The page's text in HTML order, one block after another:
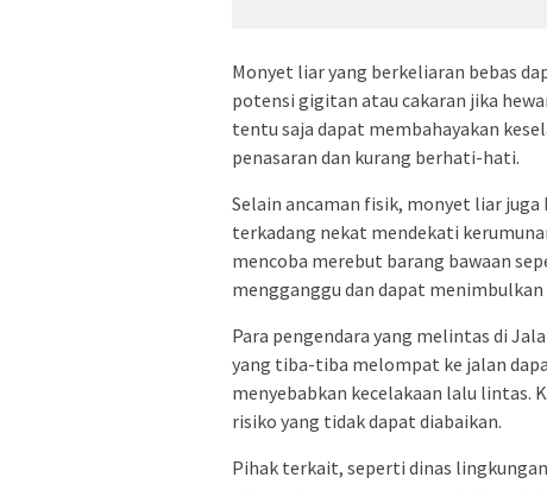
Monyet liar yang berkeliaran bebas
potensi gigitan atau cakaran jika
tentu saja dapat membahayakan
penasaran dan kurang berhati-hati.
Selain ancaman fisik, monyet liar juga
terkadang nekat mendekati
mencoba merebut barang bawaan
mengganggu dan dapat menimbulkan
Para pengendara yang melintas di
yang tiba-tiba melompat ke jalan
menyebabkan kecelakaan lalu lintas.
risiko yang tidak dapat diabaikan.
Pihak terkait, seperti dinas